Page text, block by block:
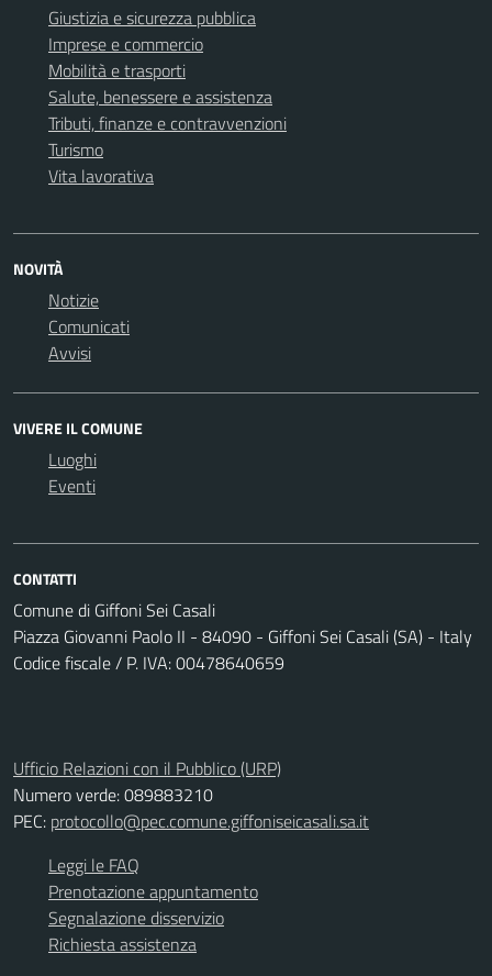
Giustizia e sicurezza pubblica
Imprese e commercio
Mobilità e trasporti
Salute, benessere e assistenza
Tributi, finanze e contravvenzioni
Turismo
Vita lavorativa
NOVITÀ
Notizie
Comunicati
Avvisi
VIVERE IL COMUNE
Luoghi
Eventi
CONTATTI
Comune di Giffoni Sei Casali
Piazza Giovanni Paolo II - 84090 - Giffoni Sei Casali (SA) - Italy
Codice fiscale / P. IVA: 00478640659
Ufficio Relazioni con il Pubblico (URP)
Numero verde: 089883210
PEC: protocollo@pec.comune.giffoniseicasali.sa.it
Leggi le FAQ
Prenotazione appuntamento
Segnalazione disservizio
Richiesta assistenza